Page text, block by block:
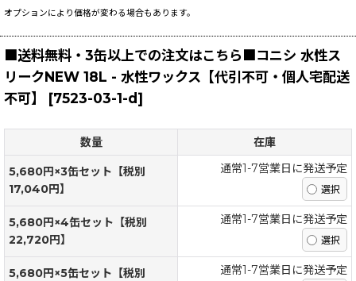
オプションにより価格が変わる場合もあります。
■送料無料・3缶以上での注文はこちら■コニシ 水性ス
リークNEW 18L - 水性ワックス【代引不可・個人宅配送
不可】
[7523-03-1-d]
数量 在庫
5,680円×3缶セット【税別
17,040円】
通常1-7営業日に発送予定
5,680円×4缶セット【税別
22,720円】
通常1-7営業日に発送予定
5,680円×5缶セット【税別
通常1-7営業日に発送予定